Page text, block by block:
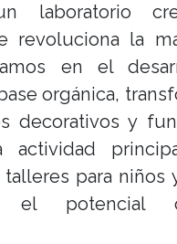
laboratorio
revoluciona la
en el
orgánica,
decorativos y
actividad
para niños
el